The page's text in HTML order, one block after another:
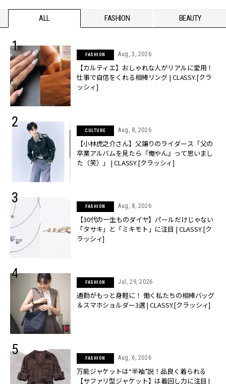
ALL FASHION BEAUTY
FASHION Aug, 3, 2026
【カルティエ】おしゃれな人がリアルに愛用！
仕事で自信をくれる相棒リング | CLASSY.[クラ
ッシィ]
CULTURE Aug, 8, 2026
【小林虎之介さん】父譲りのライダース「父の
卒業アルバムを見たら『俺やん』って思いまし
た（笑）」 | CLASSY.[クラッシィ]
FASHION Aug, 8, 2026
【30代の一生ものダイヤ】パールだけじゃない
「タサキ」と「ミキモト」に注目 | CLASSY.[ク
ラッシィ]
FASHION Jul, 29, 2026
通勤がもっと身軽に！ 働く私たちの相棒バッグ
＆スマホショルダー3選 | CLASSY.[クラッシィ]
FASHION Aug, 6, 2026
万能ジャケットは“半袖”説！品良く着られる
【サファリ型ジャケット】は着回し力に注目 |